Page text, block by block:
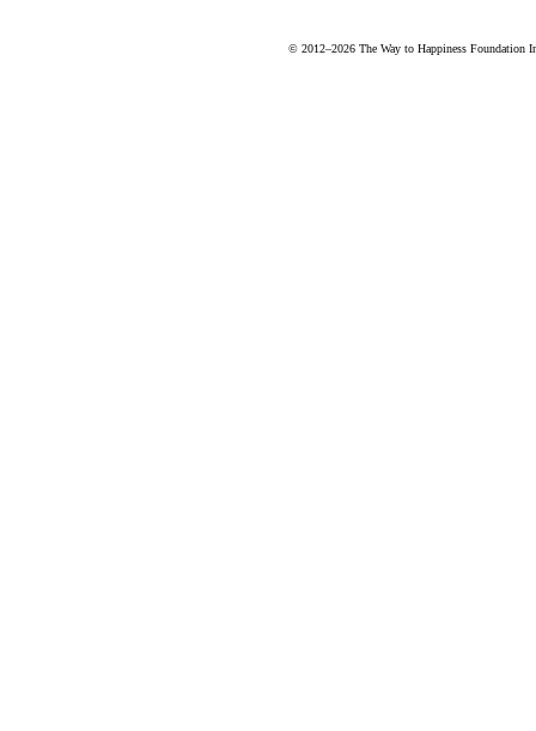
© 2012–2026 The Way to Happiness Foundation